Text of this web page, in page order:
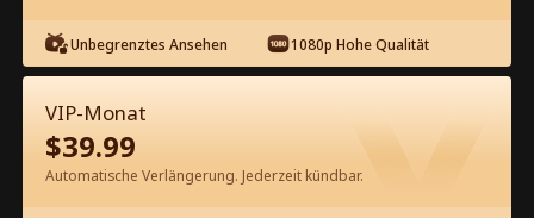
Kostenlos in der App ansehen
Unbegrenztes Ansehen 1080p Hohe Qualität
VIP-Monat
$39.99
Automatische Verlängerung. Jederzeit kündbar.